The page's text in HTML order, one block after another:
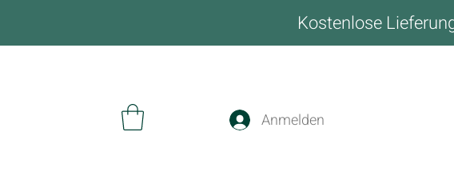
Kostenlose
Anmelden